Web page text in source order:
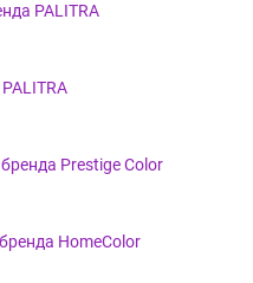
PALITRA
Prestige Color
HomeColor